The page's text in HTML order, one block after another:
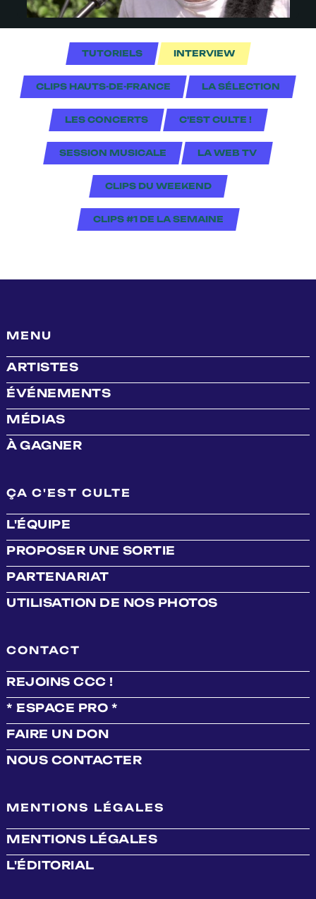
TUTORIELS INTERVIEW
CLIPS HAUTS-DE-FRANCE LA SÉLECTION
LES CONCERTS C'EST CULTE !
SESSION MUSICALE LA WEB TV
CLIPS DU WEEKEND
CLIPS #1 DE LA SEMAINE
MENU
ARTISTES
ÉVÉNEMENTS
MÉDIAS
À GAGNER
ÇA C'EST CULTE
L'ÉQUIPE
PROPOSER UNE SORTIE
PARTENARIAT
UTILISATION DE NOS PHOTOS
CONTACT
REJOINS CCC !
* ESPACE PRO *
FAIRE UN DON
NOUS CONTACTER
MENTIONS LÉGALES
MENTIONS LÉGALES
L'ÉDITORIAL